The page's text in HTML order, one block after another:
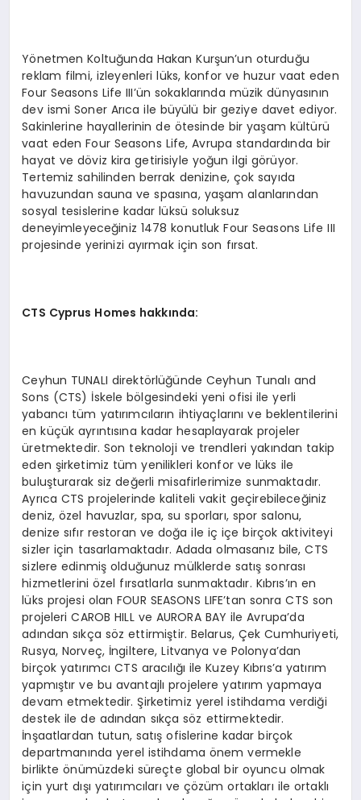
Yönetmen Koltuğunda Hakan Kurşun’un oturduğu
reklam filmi, izleyenleri lüks, konfor ve huzur vaat eden
Four Seasons Life III’ün sokaklarında müzik dünyasının
dev ismi Soner Arıca ile büyülü bir geziye davet ediyor.
Sakinlerine hayallerinin de ötesinde bir yaşam kültürü
vaat eden Four Seasons Life, Avrupa standardında bir
hayat ve döviz kira getirisiyle yoğun ilgi görüyor.
Tertemiz sahilinden berrak denizine, çok sayıda
havuzundan sauna ve spasına, yaşam alanlarından
sosyal tesislerine kadar lüksü soluksuz
deneyimleyeceğiniz 1478 konutluk Four Seasons Life III
projesinde yerinizi ayırmak için son fırsat.
CTS Cyprus Homes hakkında:
Ceyhun TUNALI direktörlüğünde Ceyhun Tunalı and
Sons (CTS) İskele bölgesindeki yeni ofisi ile yerli
yabancı tüm yatırımcıların ihtiyaçlarını ve beklentilerini
en küçük ayrıntısına kadar hesaplayarak projeler
üretmektedir. Son teknoloji ve trendleri yakından takip
eden şirketimiz tüm yenilikleri konfor ve lüks ile
buluşturarak siz değerli misafirlerimize sunmaktadır.
Ayrıca CTS projelerinde kaliteli vakit geçirebileceğiniz
deniz, özel havuzlar, spa, su sporları, spor salonu,
denize sıfır restoran ve doğa ile iç içe birçok aktiviteyi
sizler için tasarlamaktadır. Adada olmasanız bile, CTS
sizlere edinmiş olduğunuz mülklerde satış sonrası
hizmetlerini özel fırsatlarla sunmaktadır. Kıbrıs’ın en
lüks projesi olan FOUR SEASONS LIFE’tan sonra CTS son
projeleri CAROB HILL ve AURORA BAY ile Avrupa’da
adından sıkça söz ettirmiştir. Belarus, Çek Cumhuriyeti,
Rusya, Norveç, İngiltere, Litvanya ve Polonya’dan
birçok yatırımcı CTS aracılığı ile Kuzey Kıbrıs’a yatırım
yapmıştır ve bu avantajlı projelere yatırım yapmaya
devam etmektedir. Şirketimiz yerel istihdama verdiği
destek ile de adından sıkça söz ettirmektedir.
İnşaatlardan tutun, satış ofislerine kadar birçok
departmanında yerel istihdama önem vermekle
birlikte önümüzdeki süreçte global bir oyuncu olmak
için yurt dışı yatırımcıları ve çözüm ortakları ile ortaklı